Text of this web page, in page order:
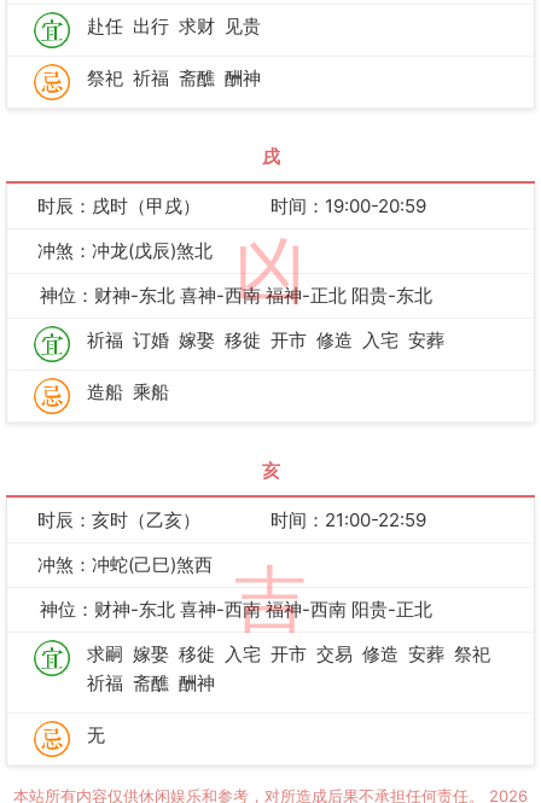
赴任 出行 求财 见贵
祭祀 祈福 斋醮 酬神
戌
凶
时辰：戌时（甲戌）
时间：19:00-20:59
冲煞：冲龙(戊辰)煞北
神位：财神-东北 喜神-西南 福神-正北 阳贵-东北
祈福 订婚 嫁娶 移徙 开市 修造 入宅 安葬
造船 乘船
亥
吉
时辰：亥时（乙亥）
时间：21:00-22:59
冲煞：冲蛇(己巳)煞西
神位：财神-东北 喜神-西南 福神-西南 阳贵-正北
求嗣 嫁娶 移徙 入宅 开市 交易 修造 安葬 祭祀
祈福 斋醮 酬神
无
本站所有内容仅供休闲娱乐和参考，对所造成后果不承担任何责任。 2026